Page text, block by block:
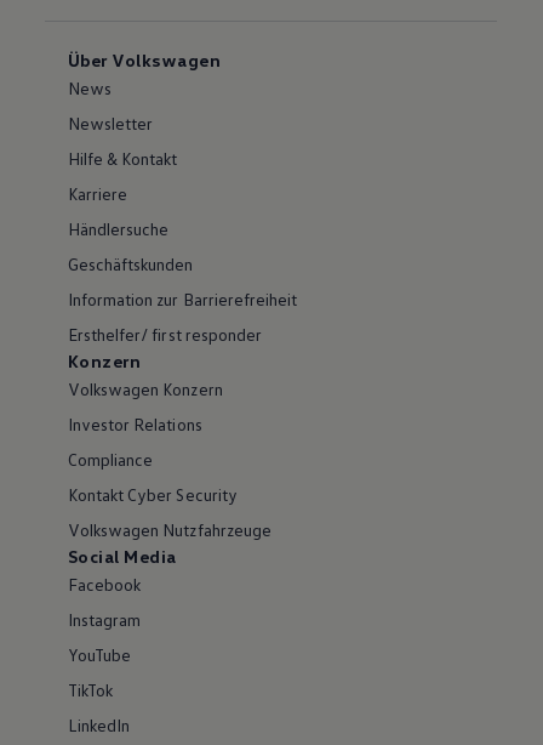
Über Volkswagen
News
Newsletter
Hilfe & Kontakt
Karriere
Händlersuche
Geschäftskunden
Information zur Barrierefreiheit
Ersthelfer/ first responder
Konzern
Volkswagen Konzern
Investor Relations
Compliance
Kontakt Cyber Security
Volkswagen Nutzfahrzeuge
Social Media
Facebook
Instagram
YouTube
TikTok
LinkedIn